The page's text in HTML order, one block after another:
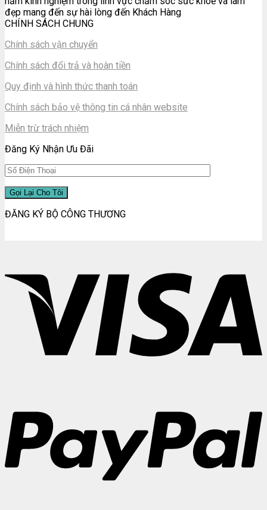
đẹp mang đến sự hài lòng đến Khách Hàng
CHÍNH SÁCH CHUNG
Chính sách vận chuyển
Chính sách đổi trả và hoàn tiền
Quy định và hình thức thanh toán
Chính sách bảo vệ thông tin cá nhân website
Miễn trừ trách nhiệm
Đăng Ký Nhận Ưu Đãi
ĐĂNG KÝ BỘ CÔNG THƯƠNG